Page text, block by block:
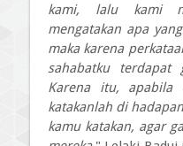
kami, lalu kami
mengatakan apa
maka karena
sahabatku terdapat
Karena itu, apabila
katakanlah di
kamu katakan, agar